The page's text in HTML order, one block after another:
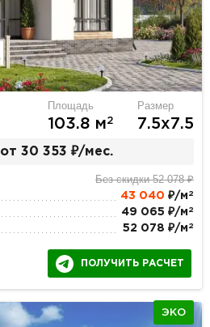
Площадь
103.8 м2
Размер
7.5х7.5
от 30 353 ₽/мес.
Без скидки 52 078 ₽
43 040 ₽/м 2
49 065 ₽/м 2
52 078 ₽/м 2
ПОЛУЧИТЬ РАСЧЕТ
ЭКО